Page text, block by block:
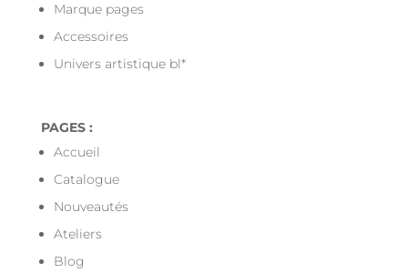
Marque pages
Accessoires
Univers artistique bl*
PAGES :
Accueil
Catalogue
Nouveautés
Ateliers
Blog